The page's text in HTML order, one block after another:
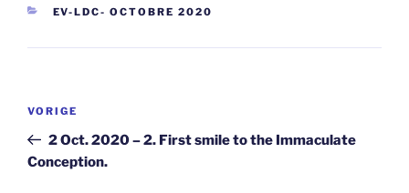
CATEGORIEËN
EV-LDC- OCTOBRE 2020
Vorig
bericht
VORIGE
2 Oct. 2020 – 2. First smile to the Immaculate
Conception.